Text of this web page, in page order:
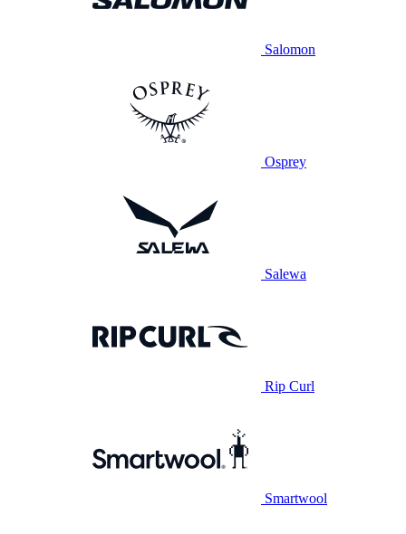
Salomon
Osprey
Salewa
Rip Curl
Smartwool